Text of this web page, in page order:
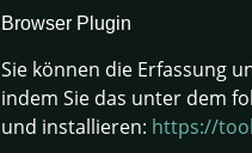
Browser Plugin
Sie können die Erfassung
indem Sie das unter dem
und installieren: https://